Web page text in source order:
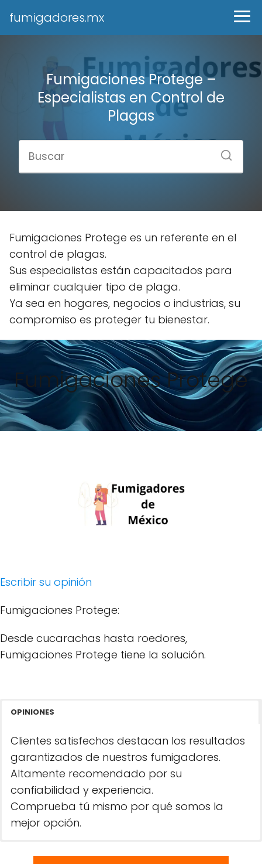
fumigadores.mx
Fumigaciones Protege –
Especialistas en Control de
Plagas
Fumigaciones Protege es un referente en el
control de plagas.
Sus especialistas están capacitados para
eliminar cualquier tipo de plaga.
Ya sea en hogares, negocios o industrias, su
compromiso es proteger tu bienestar.
Fumigaciones Protege
Escribir su opinión
Fumigaciones Protege:
Desde cucarachas hasta roedores,
Fumigaciones Protege tiene la solución.
OPINIONES
Clientes satisfechos destacan los resultados
garantizados de nuestros fumigadores.
Altamente recomendado por su
confiabilidad y experiencia.
Comprueba tú mismo por qué somos la
mejor opción.